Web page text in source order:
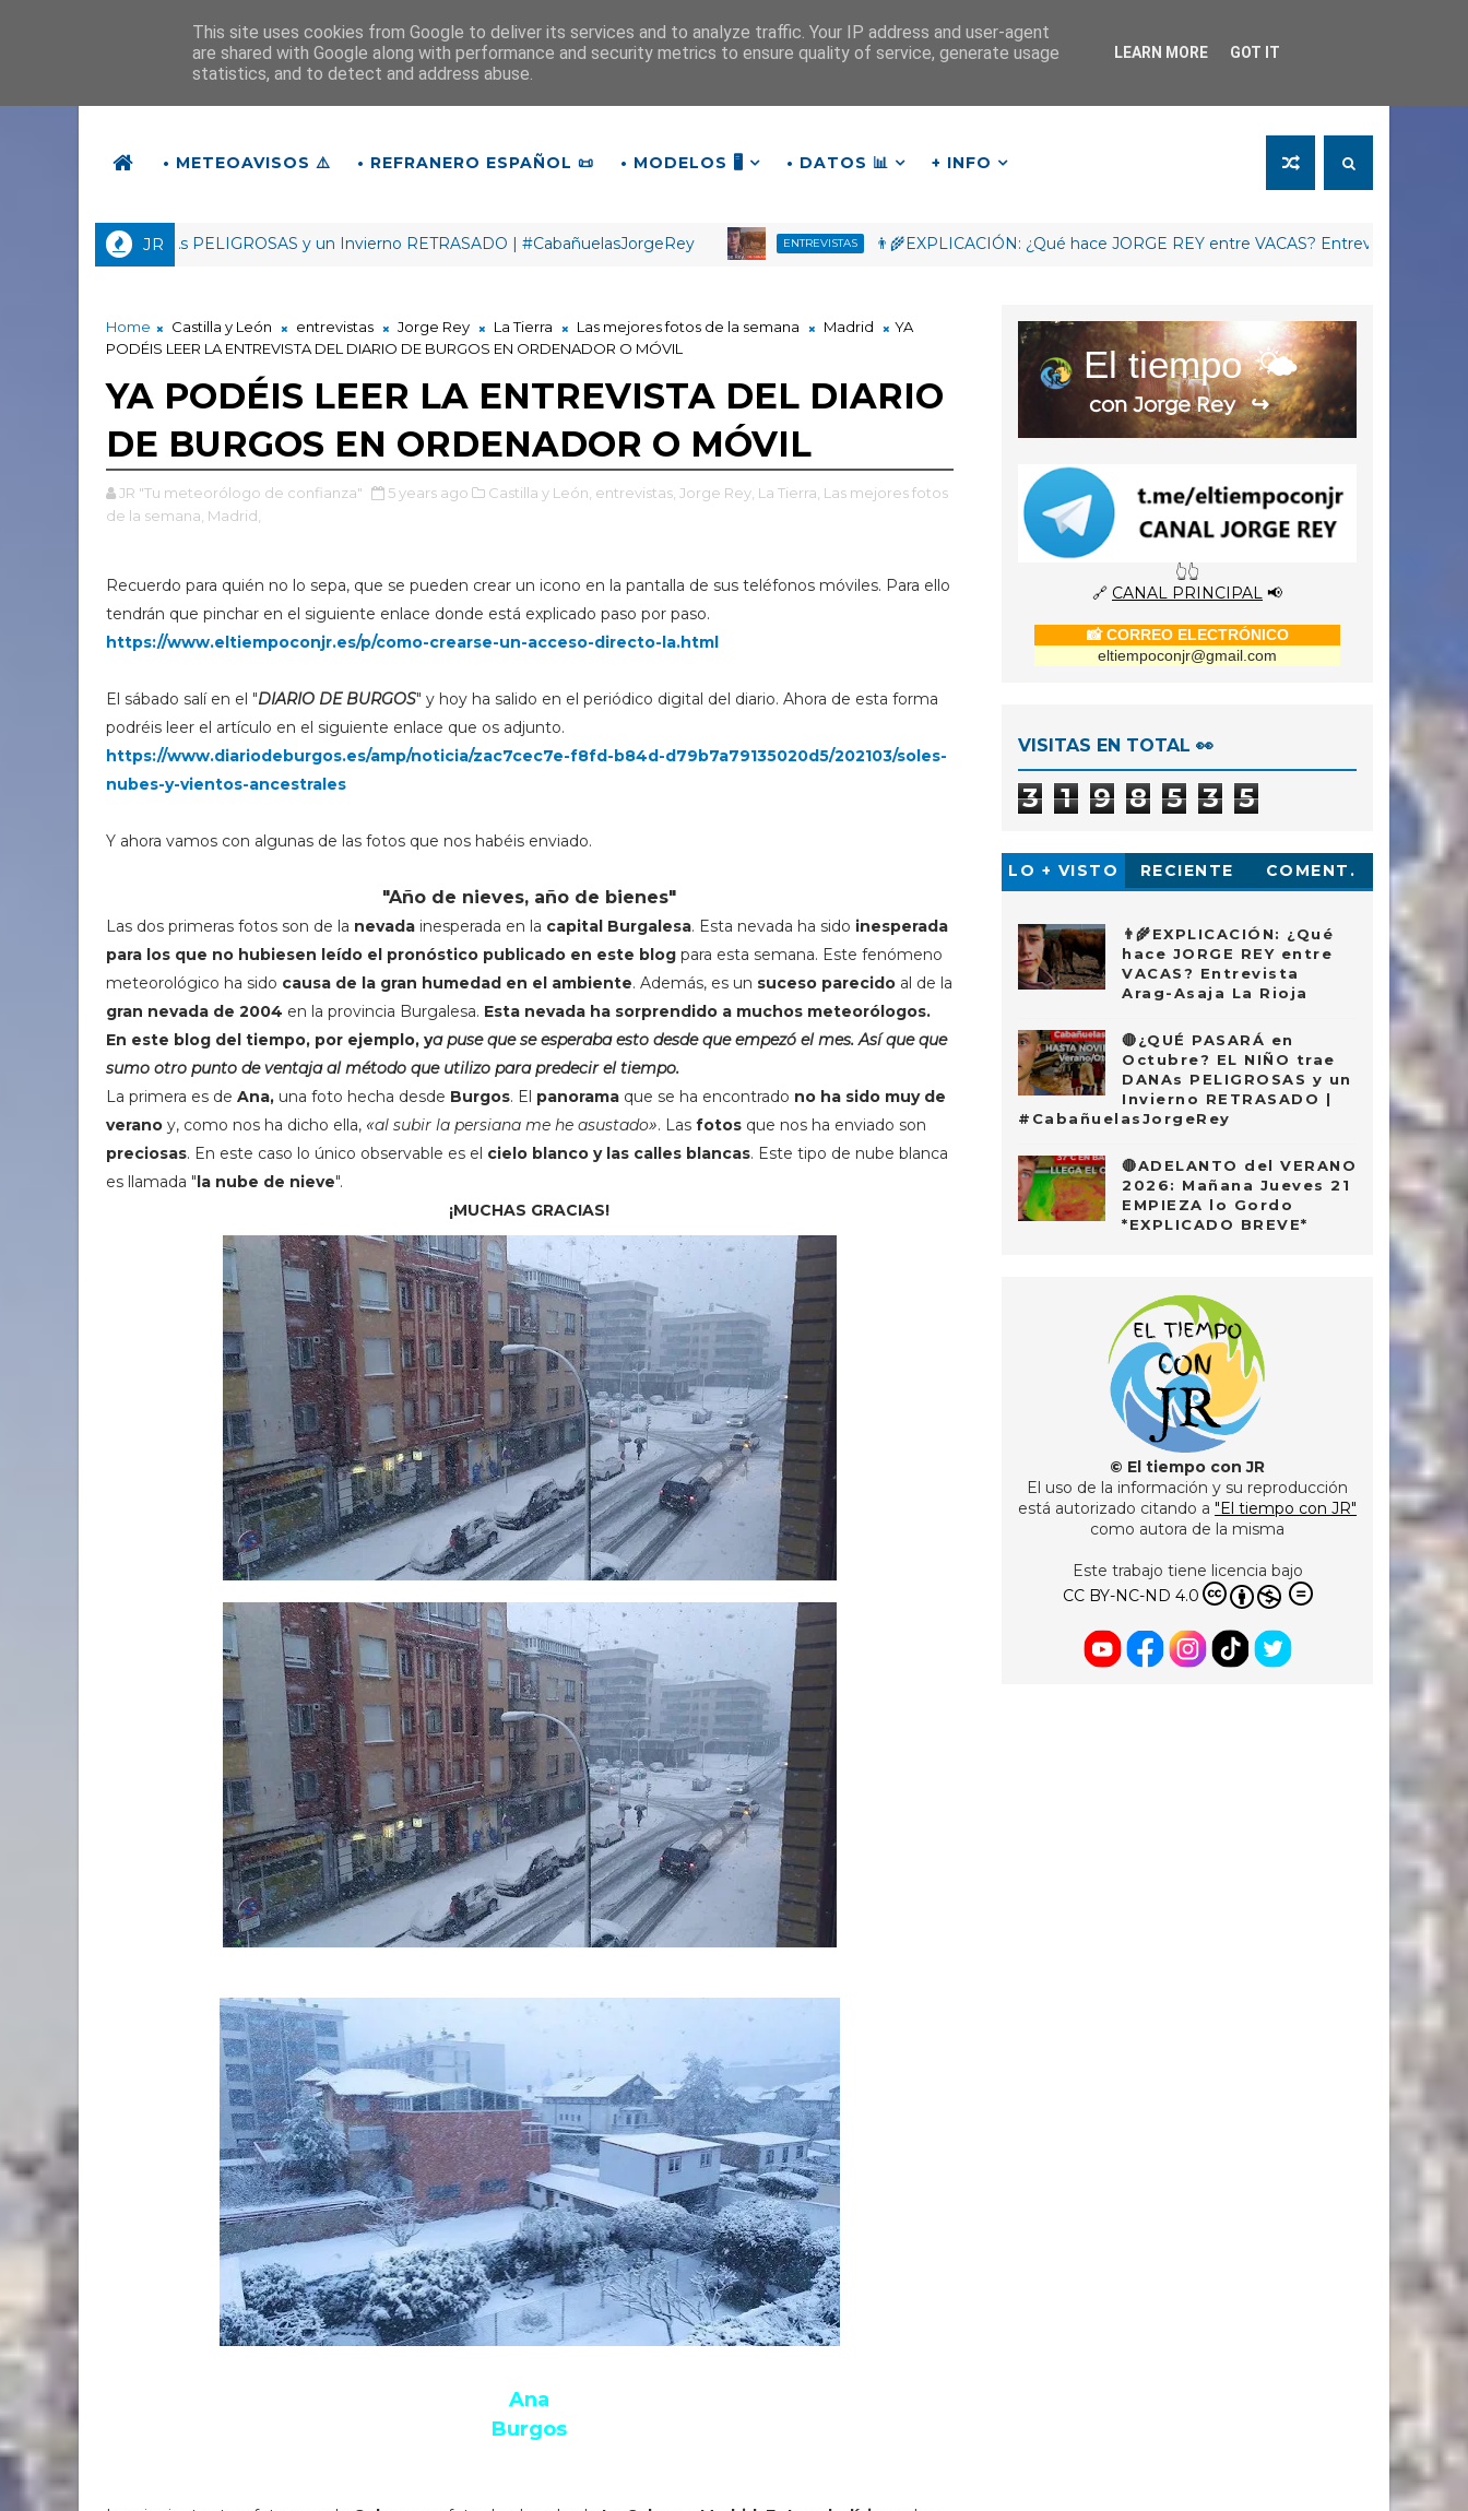
¡Buenas tardes!
• METEOAVISOS ⚠️ • REFRANERO ESPAÑOL 📜 • MODELOS 🖥️ • DATOS 📊 + INFO
JR
trae DANAs PELIGROSAS y un Invierno RETRASADO | #CabañuelasJorgeRey ENTREVISTAS 👨‍🌾EXPLICACIÓN: ¿Qué hace JORGE REY entre VACAS? Entrevista Arag-Asaja La Rioja
Home Castilla y León entrevistas Jorge Rey La Tierra Las mejores fotos de la semana Madrid
YA
PODÉIS LEER LA ENTREVISTA DEL DIARIO DE BURGOS EN ORDENADOR O MÓVIL
YA PODÉIS LEER LA ENTREVISTA DEL DIARIO
DE BURGOS EN ORDENADOR O MÓVIL
JR "Tu meteorólogo de confianza" 5 years ago Castilla y León, entrevistas, Jorge Rey, La Tierra, Las mejores fotos
de la semana, Madrid,
Recuerdo para quién no lo sepa, que se pueden crear un icono en la pantalla de sus teléfonos móviles. Para ello
tendrán que pinchar en el siguiente enlace donde está explicado paso por paso.
https://www.eltiempoconjr.es/p/como-crearse-un-acceso-directo-la.html
El sábado salí en el "DIARIO DE BURGOS" y hoy ha salido en el periódico digital del diario. Ahora de esta forma
podréis leer el artículo en el siguiente enlace que os adjunto.
https://www.diariodeburgos.es/amp/noticia/zac7cec7e-f8fd-b84d-d79b7a79135020d5/202103/soles-
nubes-y-vientos-ancestrales
Y ahora vamos con algunas de las fotos que nos habéis enviado.
"Año de nieves, año de bienes"
Las dos primeras fotos son de la nevada inesperada en la capital Burgalesa. Esta nevada ha sido inesperada
para los que no hubiesen leído el pronóstico publicado en este blog para esta semana. Este fenómeno
meteorológico ha sido causa de la gran humedad en el ambiente. Además, es un suceso parecido al de la
gran nevada de 2004 en la provincia Burgalesa. Esta nevada ha sorprendido a muchos meteorólogos.
En este blog del tiempo, por ejemplo, ya puse que se esperaba esto desde que empezó el mes. Así que que
sumo otro punto de ventaja al método que utilizo para predecir el tiempo.
La primera es de Ana, una foto hecha desde Burgos. El panorama que se ha encontrado no ha sido muy de
verano y, como nos ha dicho ella, «al subir la persiana me he asustado». Las fotos que nos ha enviado son
preciosas. En este caso lo único observable es el cielo blanco y las calles blancas. Este tipo de nube blanca
es llamada "la nube de nieve".
¡MUCHAS GRACIAS!
Ana
Burgos
El tiempo 🌤️
con Jorge Rey ↪
👆👆
🔗 CANAL PRINCIPAL 📢
📸 CORREO ELECTRÓNICO
eltiempoconjr@gmail.com
VISITAS EN TOTAL 👀
3 1 9 8 5 3 5
LO + VISTO RECIENTE COMENT.
👨‍🌾EXPLICACIÓN: ¿Qué
hace JORGE REY entre
VACAS? Entrevista
Arag-Asaja La Rioja
🔴¿QUÉ PASARÁ en
Octubre? EL NIÑO trae
DANAs PELIGROSAS y un
Invierno RETRASADO |
#CabañuelasJorgeRey
🔴ADELANTO del VERANO
2026: Mañana Jueves 21
EMPIEZA lo Gordo
*EXPLICADO BREVE*
© El tiempo con JR
El uso de la información y su reproducción
está autorizado citando a "El tiempo con JR"
como autora de la misma
Este trabajo tiene licencia bajo
CC BY-NC-ND 4.0
This site uses cookies from Google to deliver its services and to analyze traffic. Your IP address and user-agent
are shared with Google along with performance and security metrics to ensure quality of service, generate usage
statistics, and to detect and address abuse.
LEARN MORE GOT IT